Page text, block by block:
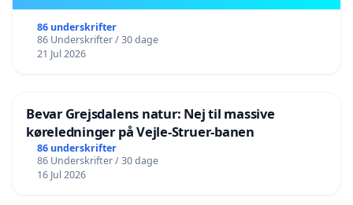
86 underskrifter
86 Underskrifter / 30 dage
21 Jul 2026
Bevar Grejsdalens natur: Nej til massive
køreledninger på Vejle-Struer-banen
86 underskrifter
86 Underskrifter / 30 dage
16 Jul 2026